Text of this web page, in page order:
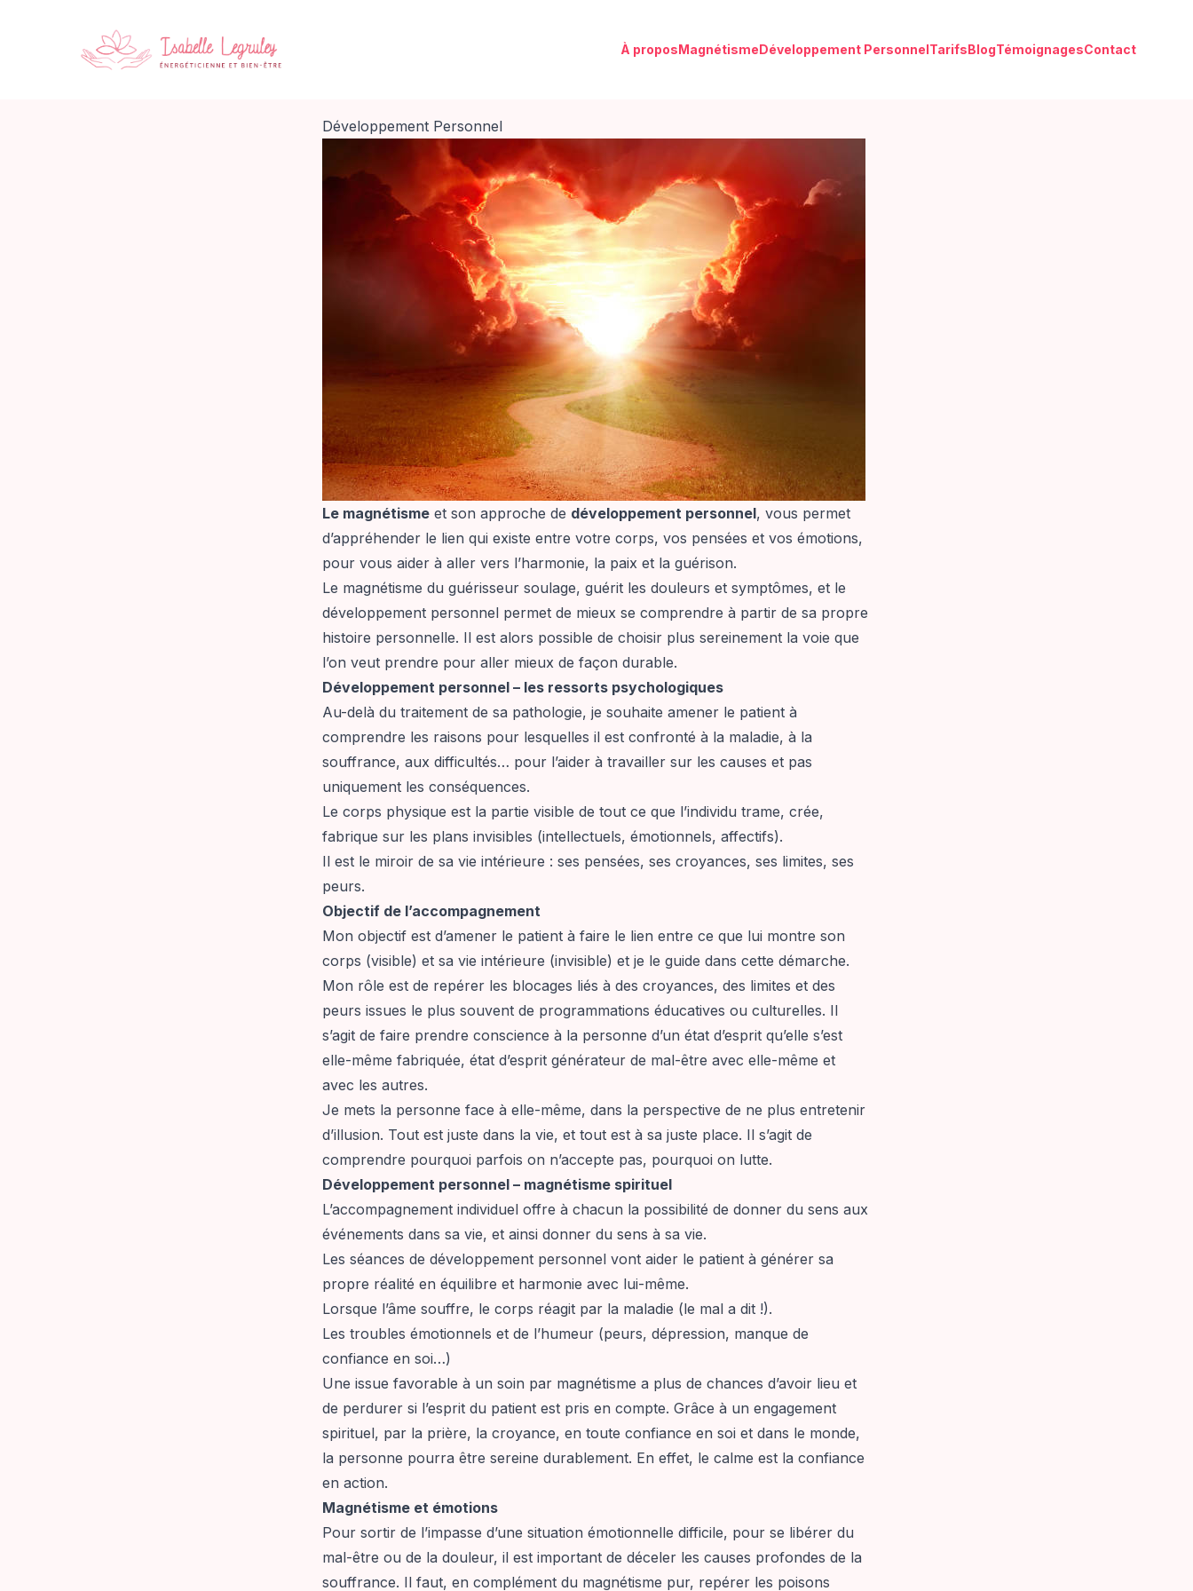
À proposMagnétismeDéveloppement PersonnelTarifsBlogTémoignagesContact
Développement Personnel
Le magnétisme et son approche de développement personnel, vous permet
d’appréhender le lien qui existe entre votre corps, vos pensées et vos émotions,
pour vous aider à aller vers l’harmonie, la paix et la guérison.
Le magnétisme du guérisseur soulage, guérit les douleurs et symptômes, et le
développement personnel permet de mieux se comprendre à partir de sa propre
histoire personnelle. Il est alors possible de choisir plus sereinement la voie que
l’on veut prendre pour aller mieux de façon durable.
Développement personnel – les ressorts psychologiques
Au-delà du traitement de sa pathologie, je souhaite amener le patient à
comprendre les raisons pour lesquelles il est confronté à la maladie, à la
souffrance, aux difficultés… pour l’aider à travailler sur les causes et pas
uniquement les conséquences.
Le corps physique est la partie visible de tout ce que l’individu trame, crée,
fabrique sur les plans invisibles (intellectuels, émotionnels, affectifs).
Il est le miroir de sa vie intérieure : ses pensées, ses croyances, ses limites, ses
peurs.
Objectif de l’accompagnement
Mon objectif est d’amener le patient à faire le lien entre ce que lui montre son
corps (visible) et sa vie intérieure (invisible) et je le guide dans cette démarche.
Mon rôle est de repérer les blocages liés à des croyances, des limites et des
peurs issues le plus souvent de programmations éducatives ou culturelles. Il
s’agit de faire prendre conscience à la personne d’un état d’esprit qu’elle s’est
elle-même fabriquée, état d’esprit générateur de mal-être avec elle-même et
avec les autres.
Je mets la personne face à elle-même, dans la perspective de ne plus entretenir
d’illusion. Tout est juste dans la vie, et tout est à sa juste place. Il s’agit de
comprendre pourquoi parfois on n’accepte pas, pourquoi on lutte.
Développement personnel – magnétisme spirituel
L’accompagnement individuel offre à chacun la possibilité de donner du sens aux
événements dans sa vie, et ainsi donner du sens à sa vie.
Les séances de développement personnel vont aider le patient à générer sa
propre réalité en équilibre et harmonie avec lui-même.
Lorsque l’âme souffre, le corps réagit par la maladie (le mal a dit !).
Les troubles émotionnels et de l’humeur (peurs, dépression, manque de
confiance en soi…)
Une issue favorable à un soin par magnétisme a plus de chances d’avoir lieu et
de perdurer si l’esprit du patient est pris en compte. Grâce à un engagement
spirituel, par la prière, la croyance, en toute confiance en soi et dans le monde,
la personne pourra être sereine durablement. En effet, le calme est la confiance
en action.
Magnétisme et émotions
Pour sortir de l’impasse d’une situation émotionnelle difficile, pour se libérer du
mal-être ou de la douleur, il est important de déceler les causes profondes de la
souffrance. Il faut, en complément du magnétisme pur, repérer les poisons